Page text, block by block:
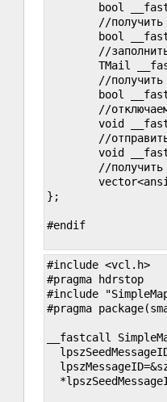
bool
//
bool
//
TMail
//
bool
//
void
//
void
//
};
#endif
#include <vcl.h>
#pragma hdrstop
#include
#pragma
__fastcall